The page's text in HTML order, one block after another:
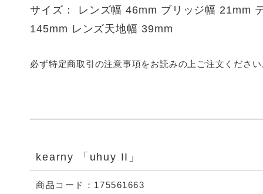
サイズ： レンズ幅 46mm ブリッジ幅 21mm
145mm レンズ天地幅 39mm
必ず特定商取引の注意事項をお読みの上ご注文くださ
kearny 「uhuy II」
商品コード：175561663